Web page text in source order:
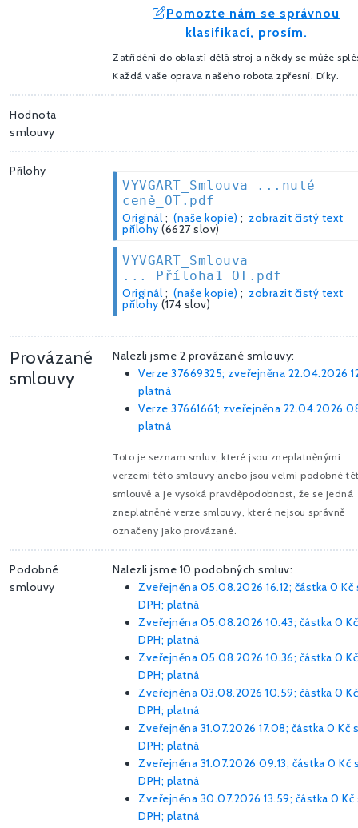
Pomozte nám se správnou
klasifikací, prosím.
Zatřídění do oblastí dělá stroj a někdy se může
Každá vaše oprava našeho robota zpřesní. Díky.
Hodnota
smlouvy
Přílohy
VYVGART_Smlouva ...nuté
ceně_OT.pdf
Originál ; (naše kopie) ; zobrazit čistý text
přílohy (6627 slov)
VYVGART_Smlouva
..._Příloha1_OT.pdf
Originál ; (naše kopie) ; zobrazit čistý text
přílohy (174 slov)
Provázané
smlouvy
Nalezli jsme 2 provázané smlouvy:
Verze 37669325; zveřejněna 22.04.2026
platná
Verze 37661661; zveřejněna 22.04.2026
platná
Toto je seznam smluv, které jsou zneplatněnými
verzemi této smlouvy anebo jsou velmi podobné
smlouvě a je vysoká pravděpodobnost, že se jedná
zneplatněné verze smlouvy, které nejsou správně
označeny jako provázané.
Podobné
smlouvy
Nalezli jsme 10 podobných smluv:
Zveřejněna 05.08.2026 16.12; částka 0 Kč
DPH; platná
Zveřejněna 05.08.2026 10.43; částka 0 Kč
DPH; platná
Zveřejněna 05.08.2026 10.36; částka 0 Kč
DPH; platná
Zveřejněna 03.08.2026 10.59; částka 0 Kč
DPH; platná
Zveřejněna 31.07.2026 17.08; částka 0 Kč s
DPH; platná
Zveřejněna 31.07.2026 09.13; částka 0 Kč
DPH; platná
Zveřejněna 30.07.2026 13.59; částka 0 Kč
DPH; platná